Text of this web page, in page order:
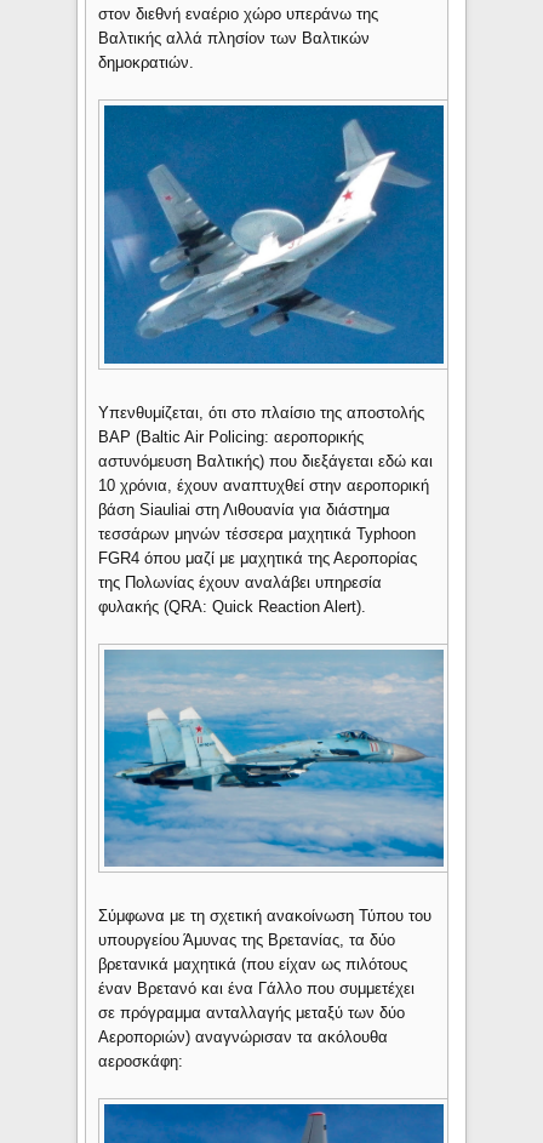
στον διεθνή εναέριο χώρο υπεράνω της
Βαλτικής αλλά πλησίον των Βαλτικών
δημοκρατιών.
Υπενθυμίζεται, ότι στο πλαίσιο της αποστολής
BAP (Baltic Air Policing: αεροπορικής
αστυνόμευση Βαλτικής) που διεξάγεται εδώ και
10 χρόνια, έχουν αναπτυχθεί στην αεροπορική
βάση Siauliai στη Λιθουανία για διάστημα
τεσσάρων μηνών τέσσερα μαχητικά Typhoon
FGR4 όπου μαζί με μαχητικά της Αεροπορίας
της Πολωνίας έχουν αναλάβει υπηρεσία
φυλακής (QRA: Quick Reaction Alert).
Σύμφωνα με τη σχετική ανακοίνωση Τύπου του
υπουργείου Άμυνας της Βρετανίας, τα δύο
βρετανικά μαχητικά (που είχαν ως πιλότους
έναν Βρετανό και ένα Γάλλο που συμμετέχει
σε πρόγραμμα ανταλλαγής μεταξύ των δύο
Αεροποριών) αναγνώρισαν τα ακόλουθα
αεροσκάφη: